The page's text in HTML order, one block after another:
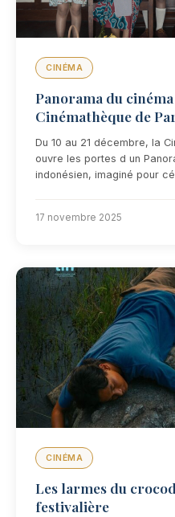
CINÉMA
Panorama du
Cinémathèque de
Du 10 au 21 décembre, la
ouvre les portes d un
indonésien, imaginé pour
17 novembre 2025
CINÉMA
Les larmes du
festivalière